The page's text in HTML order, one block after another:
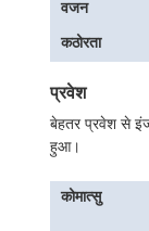
वजन
कठोरता
प्रवेश
बेहतर प्रवेश से
हुआ।
कोमात्सु